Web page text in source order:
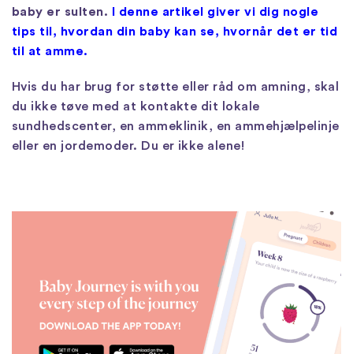
baby er sulten.
I denne artikel giver vi dig nogle
tips til, hvordan din baby kan se, hvornår det er tid
til at amme.
Hvis du har brug for støtte eller råd om amning, skal
du ikke tøve med at kontakte dit lokale
sundhedscenter, en ammeklinik, en ammehjælpelinje
eller en jordemoder. Du er ikke alene!